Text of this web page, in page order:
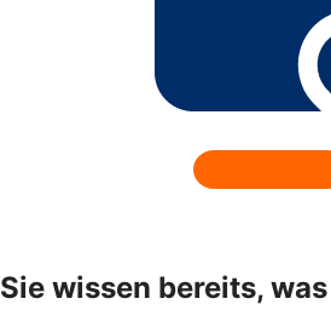
Sie wissen bereits,